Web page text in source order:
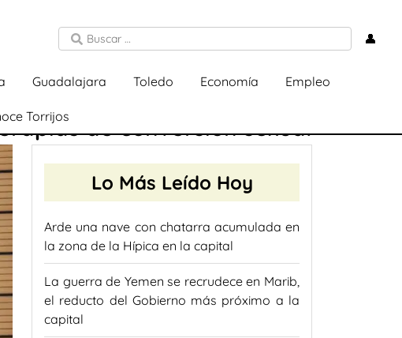
👤
Guadalajara Toledo Economía Empleo
Torrijos de conversión sexual
Lo Más Leído Hoy
Arde una nave con chatarra acumulada en
la zona de la Hípica en la capital
La guerra de Yemen se recrudece en Marib,
el reducto del Gobierno más próximo a la
capital